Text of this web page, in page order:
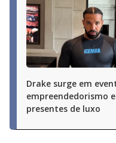
Drake surge em
empreendedorismo
presentes de luxo